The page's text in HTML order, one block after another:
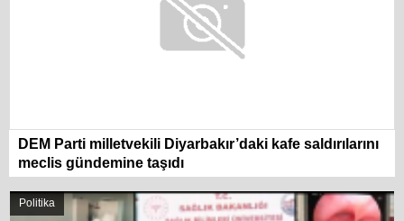
DEM Parti milletvekili Diyarbakır’daki kafe saldırılarını
meclis gündemine taşıdı
Politika